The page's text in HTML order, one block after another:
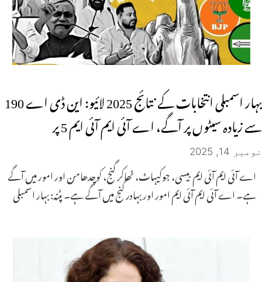
بہار اسمبلی انتخابات کے نتائج 2025 لائیو: این ڈی اے 190
سے زیادہ سیٹوں پر آگے، اے آئی ایم آئی ایم 5 پر
نومبر 14, 2025
اے آئی ایم آئی ایم بیسی، جوکیہاٹ، ٹھاکر گنج، کوچدھامن اور امور میں آگے
ہے۔ اے آئی ایم آئی ایم امور اور بہادر گنج میں آگے ہے۔ پٹنہ: بہار اسمبلی